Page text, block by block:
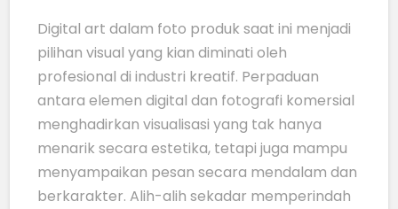
Digital art dalam foto produk saat ini menjadi
pilihan visual yang kian diminati oleh
profesional di industri kreatif. Perpaduan
antara elemen digital dan fotografi komersial
menghadirkan visualisasi yang tak hanya
menarik secara estetika, tetapi juga mampu
menyampaikan pesan secara mendalam dan
berkarakter. Alih-alih sekadar memperindah